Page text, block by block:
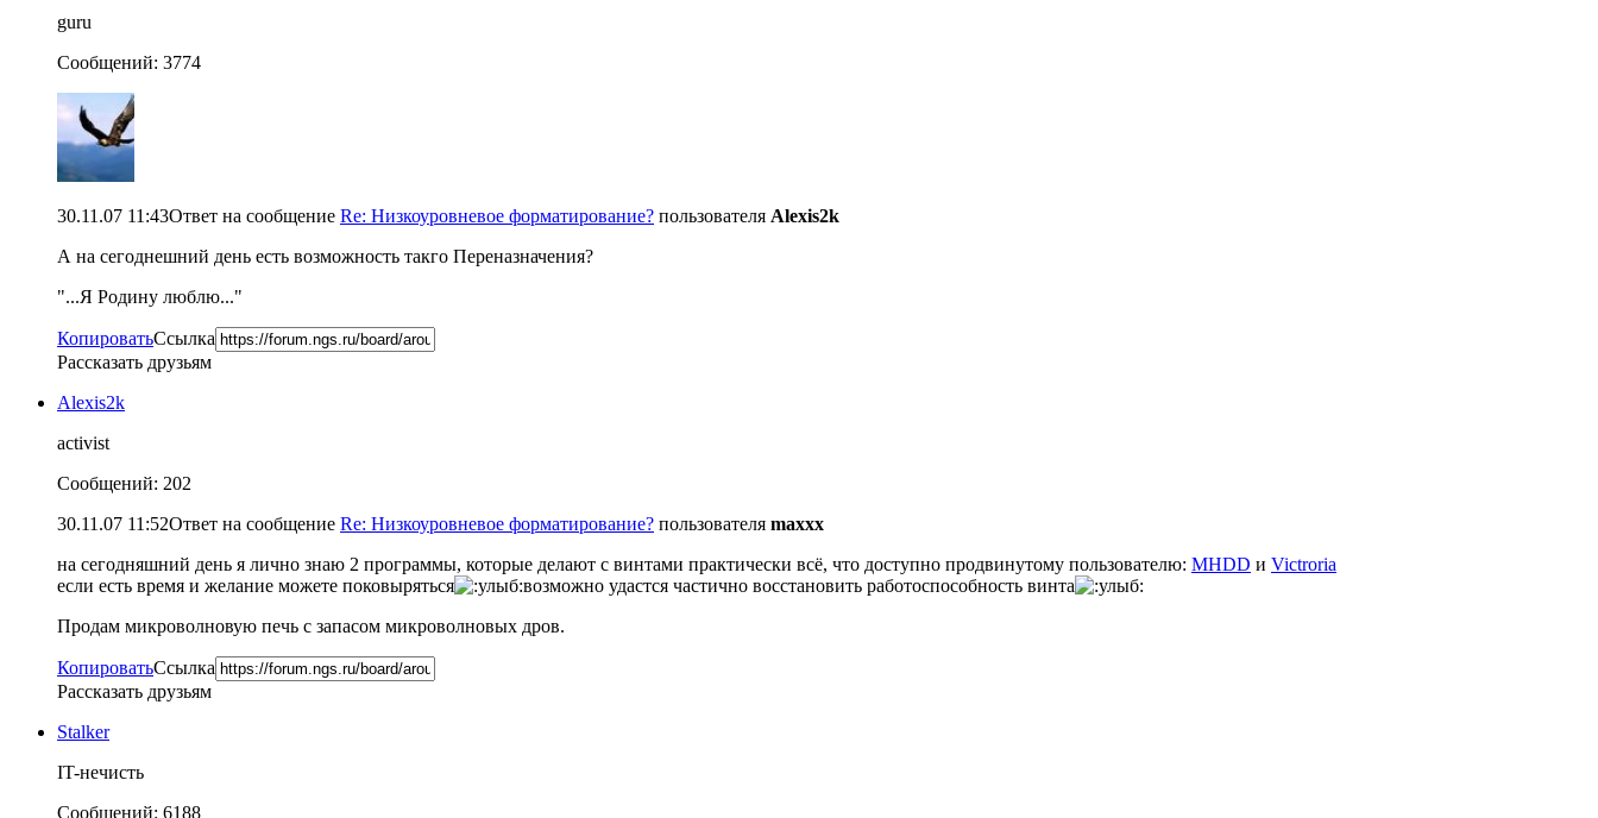
guru
Сообщений: 3774
30.11.07 11:43Ответ на сообщение Re: Низкоуровневое форматирование? пользователя Alexis2k
А на сегоднешний день есть возможность такго Переназначения?
"...Я Родину люблю..."
КопироватьСсылка
Рассказать друзьям
Alexis2k
activist
Сообщений: 202
30.11.07 11:52Ответ на сообщение Re: Низкоуровневое форматирование? пользователя maxxx
на сегодняшний день я лично знаю 2 программы, которые делают с винтами практически всё, что доступно продвинутому пользователю: MHDD и Victroria
если есть время и желание можете поковыряться
возможно удастся частично восстановить работоспособность винта
Продам микроволновую печь с запасом микроволновых дров.
КопироватьСсылка
Рассказать друзьям
Stalker
IT-нечисть
Сообщений: 6188